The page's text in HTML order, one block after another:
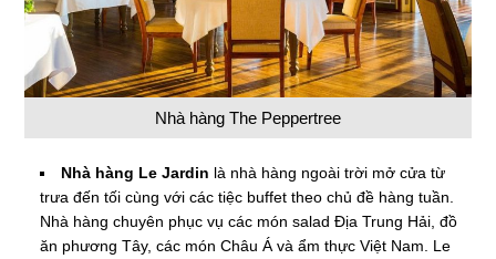
Nhà hàng The Peppertree
Nhà hàng Le Jardin là nhà hàng ngoài trời mở cửa từ
trưa đến tối cùng với các tiệc buffet theo chủ đề hàng tuần.
Nhà hàng chuyên phục vụ các món salad Địa Trung Hải, đồ
ăn phương Tây, các món Châu Á và ẩm thực Việt Nam. Le